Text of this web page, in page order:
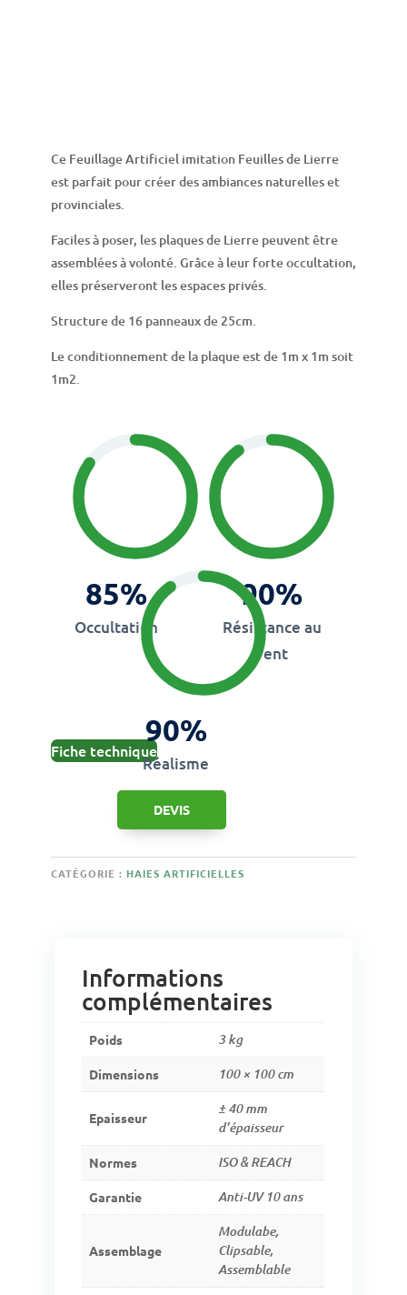
Ce Feuillage Artificiel imitation Feuilles de Lierre
est parfait pour créer des ambiances naturelles et
provinciales.
Faciles à poser, les plaques de Lierre peuvent être
assemblées à volonté. Grâce à leur forte occultation,
elles préserveront les espaces privés.
Structure de 16 panneaux de 25cm.
Le conditionnement de la plaque est de 1m x 1m soit
1m2.
85%
Occultation
90%
Résistance au
vent
90%
Réalisme
Fiche technique
DEVIS
CATÉGORIE : HAIES ARTIFICIELLES
Informations
complémentaires
Poids 3 kg
Dimensions 100 × 100 cm
Epaisseur
± 40 mm
d’épaisseur
Normes ISO & REACH
Garantie Anti-UV 10 ans
Assemblage
Modulabe,
Clipsable,
Assemblable